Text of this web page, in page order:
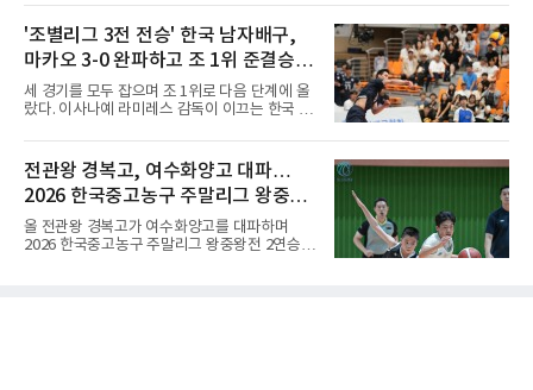
3-2로 꺾고 정상에 올랐는데, 세계선수권에서
이뤄진 '리턴 매치'에서도 승리하
‘바둑에서 왜 ‘대국(對局)’이라 말할까‘ 참조)'호
선(互先)'은 한자로 '서로 호(互)', '먼저 선(先)'을
쓴다. 직역하면 '서로 먼저 둔다'는 뜻이다. 여기
서 '서로 먼저 둔다'는 표현은 한 판에서 두 사람
이 동시에 선수를 잡는다는 의미가 아니다. 중국
과 일본의 고대 바둑에서 실력이 같은 사람끼리
는 여러 판을 둘 때 흑(선수)을 번갈아 맡았다는
는다는 의미였던 것이다.인터넷 조선왕조실록에
서 호
'조별리그 3전 전승' 한국 남자배구,
마카오 3-0 완파하고 조 1위 준결승
진출
세 경기를 모두 잡으며 조 1위로 다음 단계에 올
랐다. 이사나예 라미레스 감독이 이끄는 한국 남
아남자선수권대회 조별리그를 3연승으로 마무
리했다.대표팀은 7일 몽골 울란바타르 AVA 아레
나에서 열린 대회 B조 조별리그 3차전에서 마카
오(119위)를 세트 점수 3-0(25-18 25-16 25-15)
으로 제압했다. 일본과 대만에 이어 마카오까지
꺾은 한국은 조별리그 전승으로 준결승 티켓을
손에 넣었다.공격은 고르게 터졌다. 김요한(삼성
전관왕 경복고, 여수화양고 대파…
2026 한국중고농구 주말리그 왕중왕
전 결승토너먼트 확정
올 전관왕 경복고가 여수화양고를 대파하며
2026 한국중고농구 주말리그 왕중왕전 2연승을